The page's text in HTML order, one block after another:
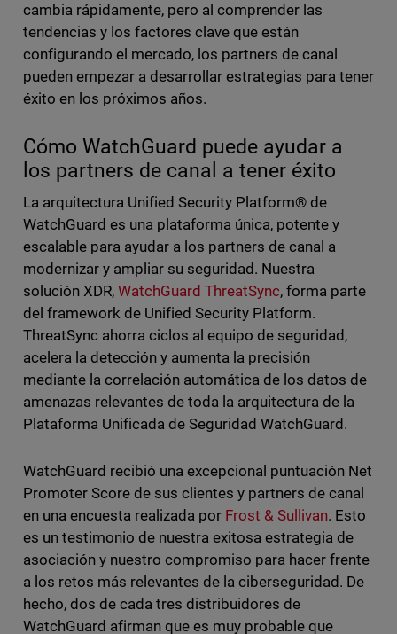
cambia rápidamente, pero al comprender las
tendencias y los factores clave que están
configurando el mercado, los partners de canal
pueden empezar a desarrollar estrategias para tener
éxito en los próximos años.
Cómo WatchGuard puede ayudar a
los partners de canal a tener éxito
La arquitectura Unified Security Platform® de
WatchGuard es una plataforma única, potente y
escalable para ayudar a los partners de canal a
modernizar y ampliar su seguridad. Nuestra
solución XDR, WatchGuard ThreatSync, forma parte
del framework de Unified Security Platform.
ThreatSync ahorra ciclos al equipo de seguridad,
acelera la detección y aumenta la precisión
mediante la correlación automática de los datos de
amenazas relevantes de toda la arquitectura de la
Plataforma Unificada de Seguridad WatchGuard.
WatchGuard recibió una excepcional puntuación Net
Promoter Score de sus clientes y partners de canal
en una encuesta realizada por Frost & Sullivan. Esto
es un testimonio de nuestra exitosa estrategia de
asociación y nuestro compromiso para hacer frente
a los retos más relevantes de la ciberseguridad. De
hecho, dos de cada tres distribuidores de
WatchGuard afirman que es muy probable que